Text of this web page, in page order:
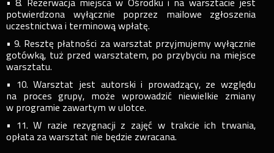
• 8. Rezerwacja miejsca w Ośrodku i na warsztacie jest
potwierdzona wyłącznie poprzez mailowe zgłoszenia
uczestnictwa i terminową wpłatę.
• 9. Resztę płatności za warsztat przyjmujemy wyłącznie
gotówką, tuż przed warsztatem, po przybyciu na miejsce
warsztatu.
• 10. Warsztat jest autorski i prowadzący, ze względu
na proces grupy, może wprowadzić niewielkie zmiany
w programie zawartym w ulotce.
• 11. W razie rezygnacji z zajęć w trakcie ich trwania,
opłata za warsztat nie będzie zwracana.